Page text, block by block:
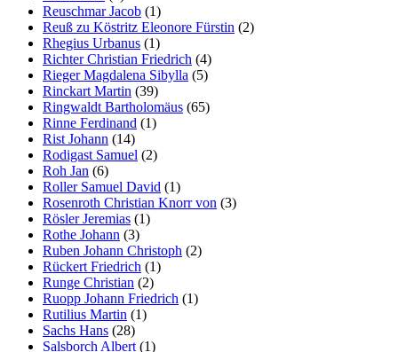
Reuschmar Jacob (1)
Reuß zu Köstritz Eleonore Fürstin (2)
Rhegius Urbanus (1)
Richter Christian Friedrich (4)
Rieger Magdalena Sibylla (5)
Rinckart Martin (39)
Ringwaldt Bartholomäus (65)
Rinne Ferdinand (1)
Rist Johann (14)
Rodigast Samuel (2)
Roh Jan (6)
Roller Samuel David (1)
Rosenroth Christian Knorr von (3)
Rösler Jeremias (1)
Rothe Johann (3)
Ruben Johann Christoph (2)
Rückert Friedrich (1)
Runge Christian (2)
Ruopp Johann Friedrich (1)
Rutilius Martin (1)
Sachs Hans (28)
Salsborch Albert (1)